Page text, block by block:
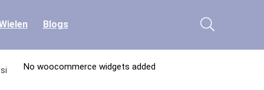
Blogs
No woocommerce widgets added